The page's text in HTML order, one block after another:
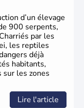
du papier,
de la boussole et de
d’un élevage
900 serpents,
par les
les reptiles
déjà
habitants,
sur les zones
Lire l'article